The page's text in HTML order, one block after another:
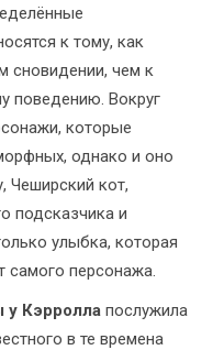
к тому, как
сновидении, чем к
поведению. Вокруг
которые
однако и оно
Чеширский кот,
подсказчика и
улыбка, которая
самого персонажа.
у Кэрролла послужила
в те времена